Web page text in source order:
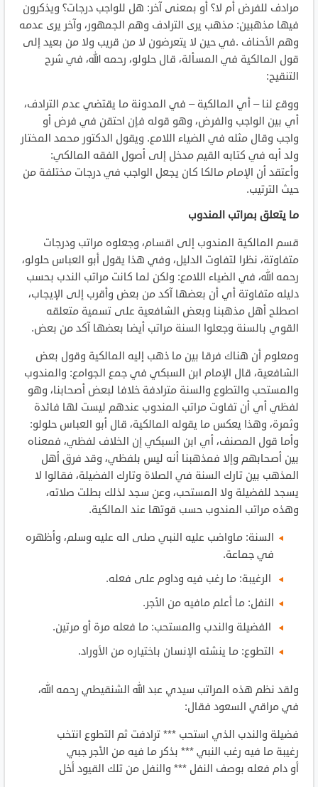
مرادف للفرض أم لا؟ أو بمعنى آخر: هل للواجب درجات؟ ويذكرون
فيها مذهبين: مذهب يرى الترادف وهم الجمهور، وآخر يرى عدمه
وهم الأحناف .في حين لا يتعرضون لا من قريب ولا من بعيد إلى
قول المالكية في المسألة، قال حلولو، رحمه الله، في شرح
التنقيح:
ووقع لنا – أي المالكية – في المدونة ما يقتضي عدم الترادف،
أي بين الواجب والفرض، وهو قوله فإن احتقن في فرض أو
واجب وقال مثله في الضياء اللامع. ويقول الدكتور محمد المختار
ولد أبه في كتابه القيم مدخل إلى أصول الفقه المالكي:
وأعتقد أن الإمام مالكا كان يجعل الواجب في درجات مختلفة من
حيث الترتيب.
ما يتعلق بمراتب المندوب
قسم المالكية المندوب إلى اقسام، وجعلوه مراتب ودرجات
متفاوتة، نظرا لتفاوت الدليل، وفي هذا يقول أبو العباس حلولو،
رحمه الله، في الضياء اللامع: ولكن لما كانت مراتب الندب بحسب
دليله متفاوتة أي أن بعضها آكد من بعض وأقرب إلى الإيجاب،
اصطلح أهل مذهبنا وبعض الشافعية على تسمية متعلقه
القوي بالسنة وجعلوا السنة مراتب أيضا بعضها آكد من بعض.
ومعلوم أن هناك فرقا بين ما ذهب إليه المالكية وقول بعض
الشافعية، قال الإمام ابن السبكي في جمع الجوامع: والمندوب
والمستحب والتطوع والسنة مترادفة خلافا لبعض أصحابنا، وهو
لفظي أي أن تفاوت مراتب المندوب عندهم ليست لها فائدة
وثمرة، وهذا يعكس ما يقوله المالكية، قال أبو العباس حلولو:
وأما قول المصنف، أي ابن السبكي إن الخلاف لفظي، فمعناه
بين أصحابهم وإلا فمذهبنا أنه ليس بلفظي، وقد فرق أهل
المذهب بين تارك السنة في الصلاة وتارك الفضيلة، فقالوا لا
يسجد للفضيلة ولا المستحب، وعن سجد لذلك بطلت صلاته،
وهذه مراتب المندوب حسب قوتها عند المالكية.
السنة: ماواضب عليه النبي صلى اله عليه وسلم، وأظهره
في جماعة.
الرغيبة: ما رغب فيه وداوم على فعله.
النفل: ما أعلم مافيه من الأجر.
الفضيلة والندب والمستحب: ما فعله مرة أو مرتين.
التطوع: ما ينشئه الإنسان باختياره من الأوراد.
ولقد نظم هذه المراتب سيدي عبد الله الشنقيطي رحمه الله،
في مراقي السعود فقال:
فضيلة والندب الذي استحب *** ترادفت ثم التطوع انتخب
رغيبة ما فيه رغب النبي *** بذكر ما فيه من الأجر جبي
أو دام فعله بوصف النفل *** والنفل من تلك القيود أخل